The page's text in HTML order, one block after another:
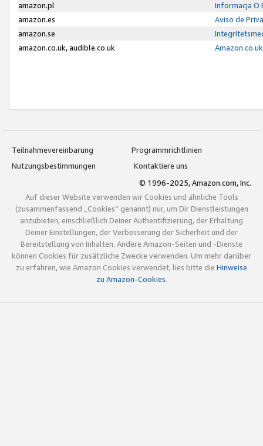
amazon.pl
Informacja O
amazon.es
Aviso de
amazon.se
amazon.co.uk, audible.co.uk
Teilnahmevereinbarung
Programmrichtlinien
Nutzungsbestimmungen
Kontaktiere uns
© 1996-2025, Amazon.com, Inc.
Auf dieser Website verwenden wir Cookies und ähnliche Tools
(zusammenfassend „Cookies“ genannt) nur, um Dir Dienstleistungen
anzubieten, einschließlich Deiner Authentifizierung, der Erhaltung
Deiner Einstellungen, der Verbesserung der Sicherheit und der
Bereitstellung von Inhalten. Andere Amazon-Seiten und -Dienste
können Cookies für zusätzliche Zwecke verwenden. Um mehr darüber
zu erfahren, wie Amazon Cookies verwendet, lies bitte die Hinweise
zu Amazon-Cookies.